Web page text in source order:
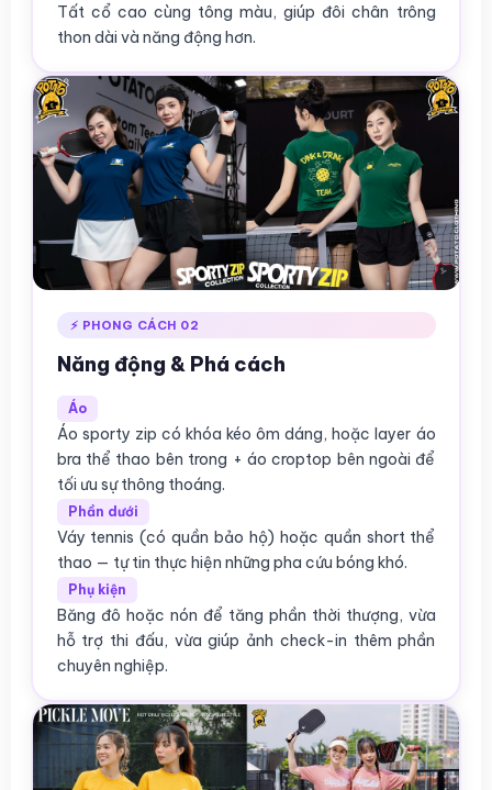
Tất cổ cao cùng tông màu, giúp đôi chân trông
thon dài và năng động hơn.
⚡ PHONG CÁCH 02
Năng động & Phá cách
Áo
Áo sporty zip có khóa kéo ôm dáng, hoặc layer áo
bra thể thao bên trong + áo croptop bên ngoài để
tối ưu sự thông thoáng.
Phần dưới
Váy tennis (có quần bảo hộ) hoặc quần short thể
thao — tự tin thực hiện những pha cứu bóng khó.
Phụ kiện
Băng đô hoặc nón để tăng phần thời thượng, vừa
hỗ trợ thi đấu, vừa giúp ảnh check-in thêm phần
chuyên nghiệp.